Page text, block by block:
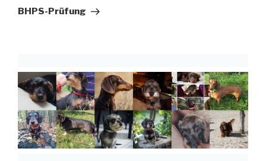
Beitrag
BHPS-Prüfung